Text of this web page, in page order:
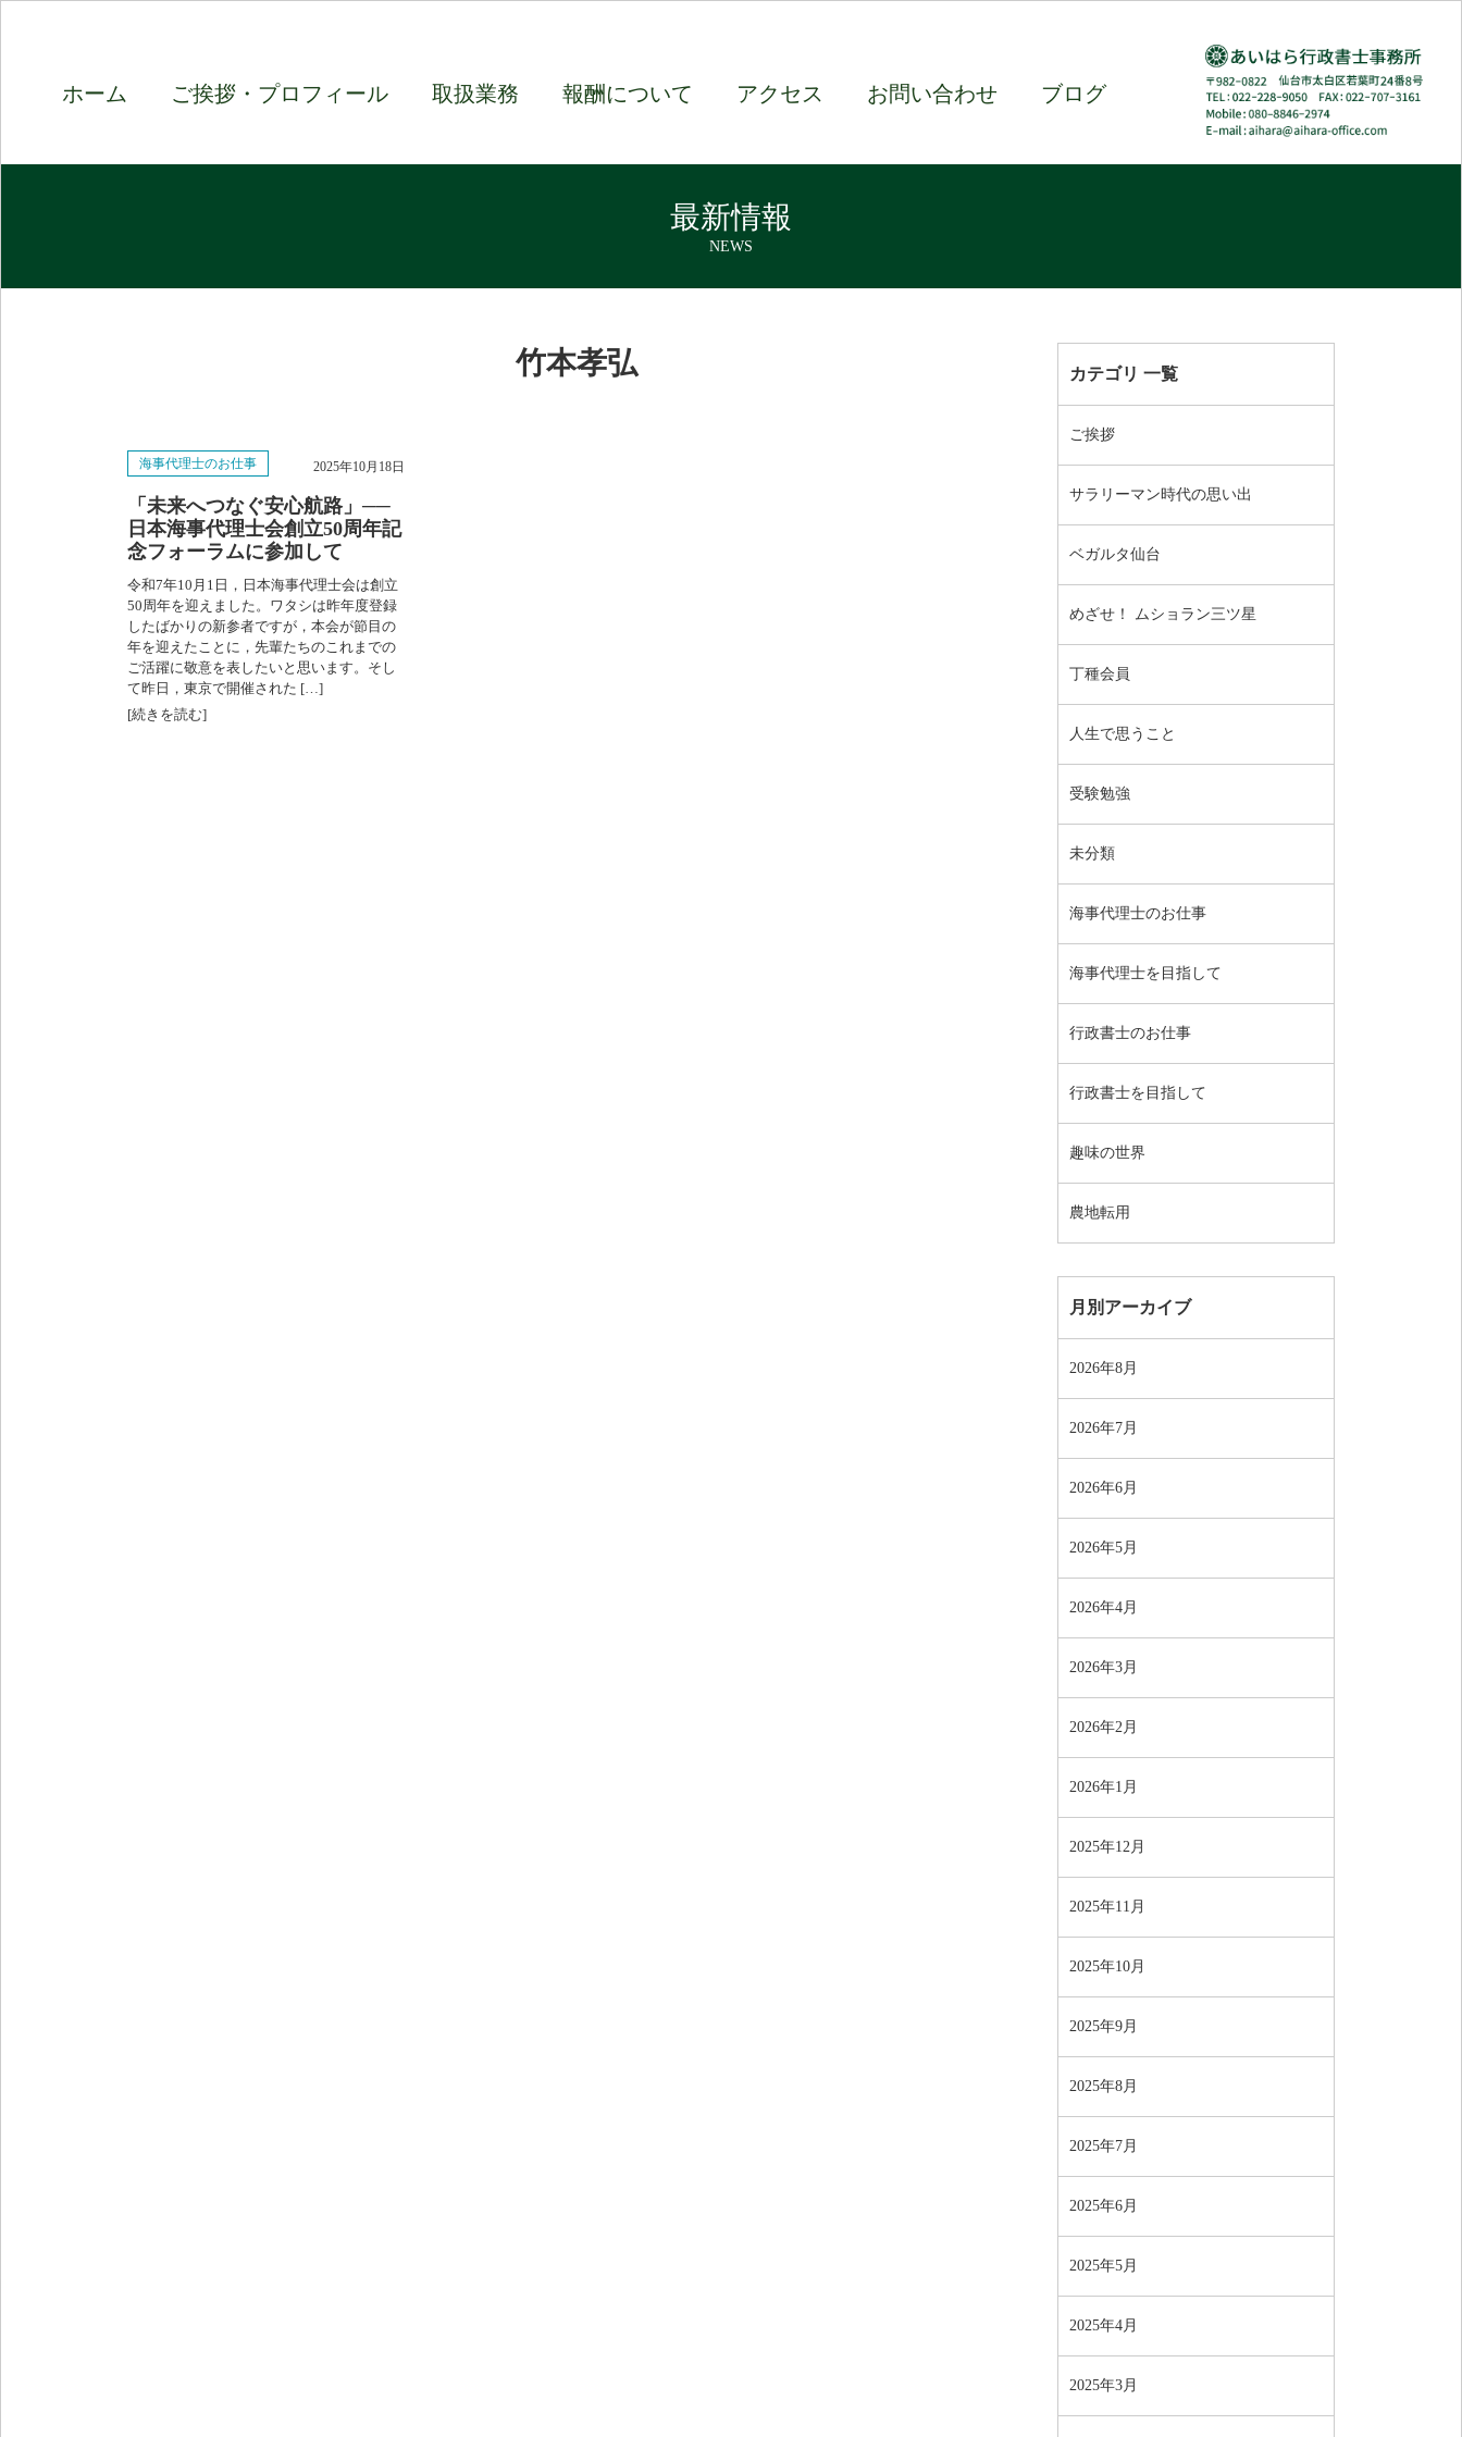
ホーム ご挨拶・プロフィール 取扱業務 報酬について アクセス お問い合わせ ブログ
最新情報
NEWS
竹本孝弘
海事代理士のお仕事 2025年10月18日
「未来へつなぐ安心航路」──
日本海事代理士会創立50周年記
念フォーラムに参加して
令和7年10月1日，日本海事代理士会は創立
50周年を迎えました。ワタシは昨年度登録
したばかりの新参者ですが，本会が節目の
年を迎えたことに，先輩たちのこれまでの
ご活躍に敬意を表したいと思います。そし
て昨日，東京で開催された […]
[続きを読む]
カテゴリ 一覧
ご挨拶
サラリーマン時代の思い出
ベガルタ仙台
めざせ！ ムショラン三ツ星
丁種会員
人生で思うこと
受験勉強
未分類
海事代理士のお仕事
海事代理士を目指して
行政書士のお仕事
行政書士を目指して
趣味の世界
農地転用
月別アーカイブ
2026年8月
2026年7月
2026年6月
2026年5月
2026年4月
2026年3月
2026年2月
2026年1月
2025年12月
2025年11月
2025年10月
2025年9月
2025年8月
2025年7月
2025年6月
2025年5月
2025年4月
2025年3月